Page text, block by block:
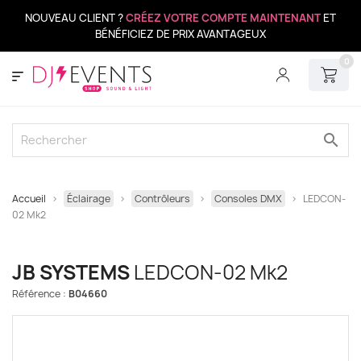
NOUVEAU CLIENT ?CRÉEZ VOTRE COMPTE MAINTENANT ET
BÉNÉFICIEZ DE PRIX AVANTAGEUX
0
search
Accueil Éclairage Contrôleurs Consoles DMX
LEDCON-
02 Mk2
JB SYSTEMS LEDCON-02 Mk2
Référence : B04660